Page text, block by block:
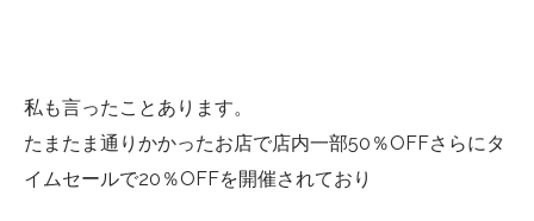
私も言ったことあります。
たまたま通りかかったお店で店内一部50％OFFさらにタ
イムセールで20％OFFを開催されており